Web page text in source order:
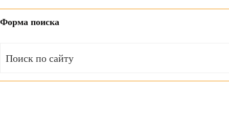
Форма поиска